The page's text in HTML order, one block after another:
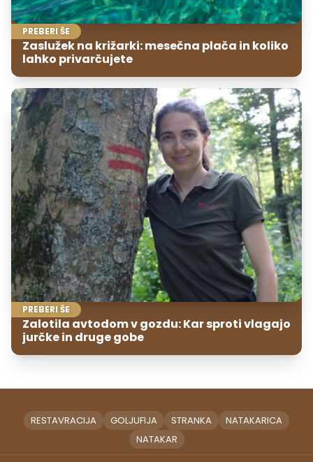
PREBERI ŠE
Zaslužek na križarki: mesečna plača in koliko
lahko privarčujete
PREBERI ŠE
Zalotila avtodom v gozdu: Kar sproti vlagajo
jurčke in druge gobe
RESTAVRACIJA GOLJUFIJA STRANKA
NATAKARICA
NATAKAR